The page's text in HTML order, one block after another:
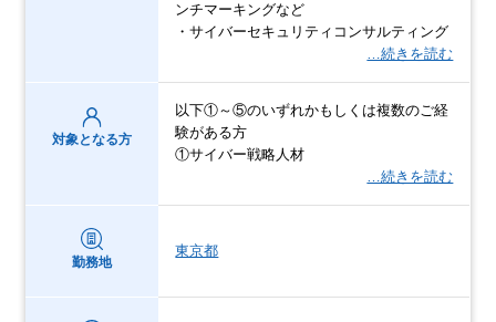
ンチマーキングなど
・サイバーセキュリティコンサルティング
…続きを読む
対象となる方
以下①～⑤のいずれかもしくは複数のご経
験がある方
①サイバー戦略人材
…続きを読む
勤務地
東京都